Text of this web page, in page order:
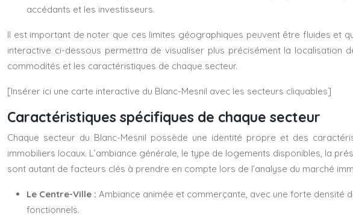
accédants et les investisseurs.
Il est important de noter que ces limites géographiques peuvent être fluides et
interactive ci-dessous permettra de visualiser plus précisément la localisation
commodités et les caractéristiques de chaque secteur.
[Insérer ici une carte interactive du Blanc-Mesnil avec les secteurs cliquables]
Caractéristiques spécifiques de chaque secteur
Chaque secteur du Blanc-Mesnil possède une identité propre et des
immobiliers locaux. L’ambiance générale, le type de logements disponibles, la
sont autant de facteurs clés à prendre en compte lors de l’analyse du marché
Le Centre-Ville : Ambiance animée et commerçante, avec une forte
fonctionnels.